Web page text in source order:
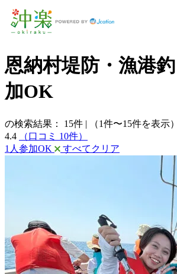
恩納村堤防・漁港
加OK
の検索結果： 15件 |
（1件〜15件を表示）
4.4
（口コミ 10件）
1人参加OK
すべてクリア